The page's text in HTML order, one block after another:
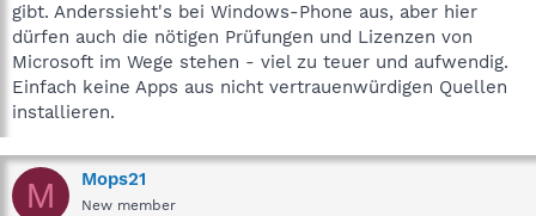
gibt. Anderssieht's bei Windows-Phone aus, aber hier
dürfen auch die nötigen Prüfungen und Lizenzen von
Microsoft im Wege stehen - viel zu teuer und aufwendig.
Einfach keine Apps aus nicht vertrauenwürdigen Quellen
installieren.
M Mops21
New member